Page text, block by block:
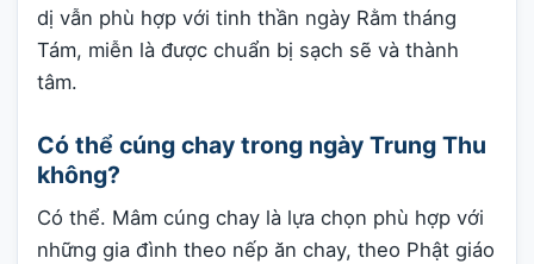
dị vẫn phù hợp với tinh thần ngày Rằm tháng
Tám, miễn là được chuẩn bị sạch sẽ và thành
tâm.
Có thể cúng chay trong ngày Trung Thu
không?
Có thể. Mâm cúng chay là lựa chọn phù hợp với
những gia đình theo nếp ăn chay, theo Phật giáo